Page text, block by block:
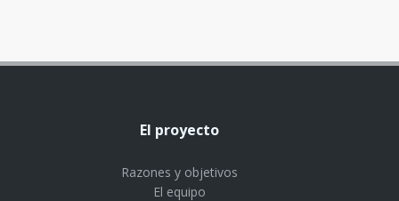
El proyecto
Razones y objetivos
El equipo